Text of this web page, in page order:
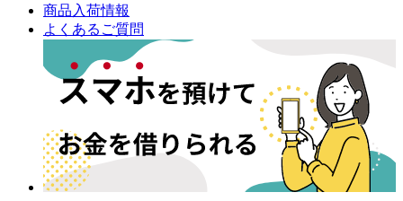
商品入荷情報
よくあるご質問